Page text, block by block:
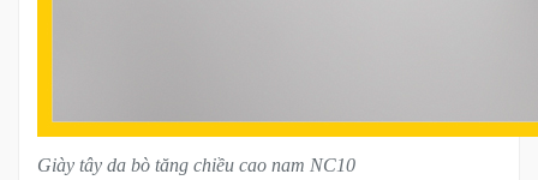
Giày tây da bò tăng chiều cao nam NC10